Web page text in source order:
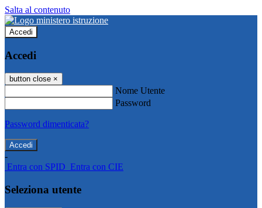
Salta al contenuto
Accedi
Accedi
button close ×
Nome Utente
Password
Password dimenticata?
-
Entra con SPID Entra con CIE
Seleziona utente